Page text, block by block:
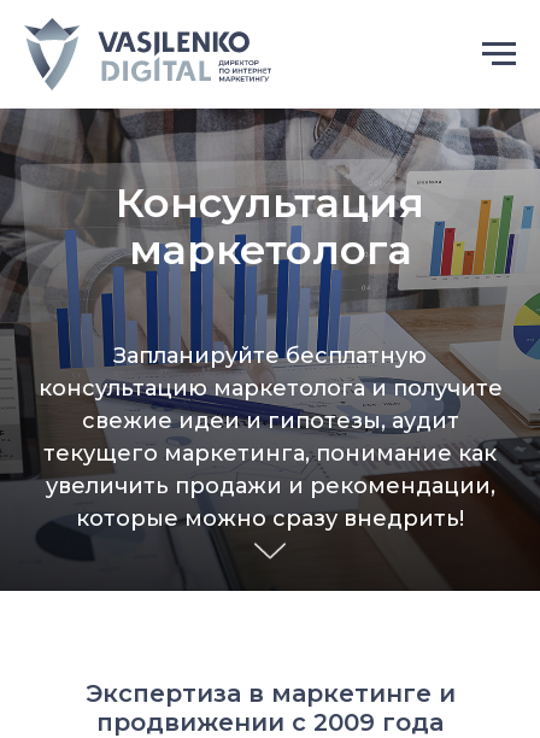
Консультация
маркетолога
Запланируйте бесплатную
консультацию маркетолога и получите
свежие идеи и гипотезы, аудит
текущего маркетинга, понимание как
увеличить продажи и рекомендации,
которые можно сразу внедрить!
Экспертиза в маркетинге и
продвижении с 2009 года